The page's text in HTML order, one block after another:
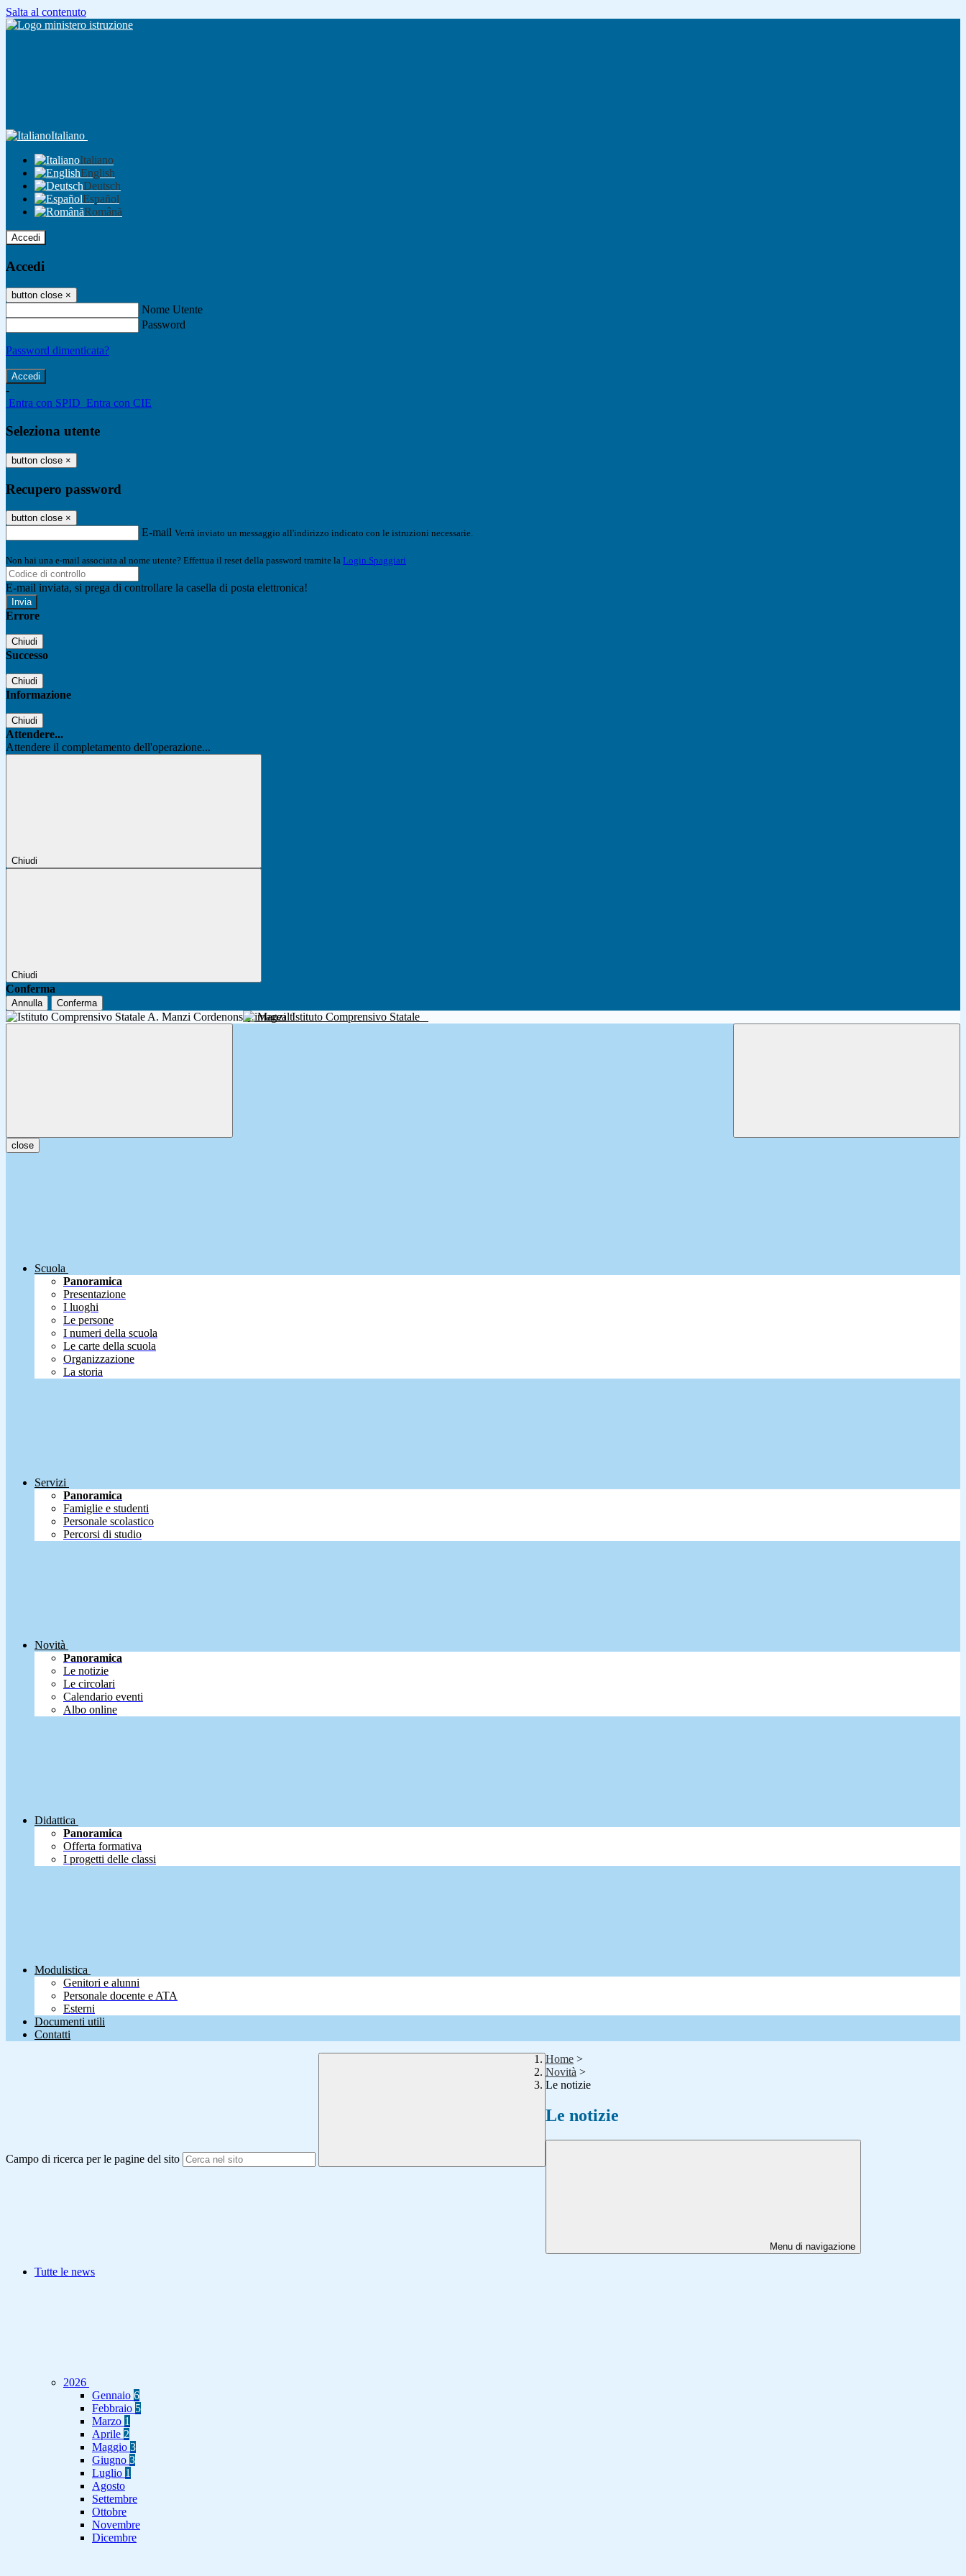
Salta al contenuto
Italiano
Italiano
English
Deutsch
Español
Română
Accedi
Accedi
button close ×
Nome Utente
Password
Password dimenticata?
-
Entra con SPID Entra con CIE
Seleziona utente
button close ×
Recupero password
button close ×
E-mail Verrà inviato un messaggio all'indirizzo indicato con le istruzioni necessarie.
Non hai una e-mail associata al nome utente? Effettua il reset della password tramite la Login Spaggiari
E-mail inviata, si prega di controllare la casella di posta elettronica!
Errore
Chiudi
Successo
Chiudi
Informazione
Chiudi
Attendere...
Attendere il completamento dell'operazione...
Chiudi
Chiudi
Conferma
Annulla Conferma
A. Manzi Istituto Comprensivo Statale
close
Scuola
Panoramica
Presentazione
I luoghi
Le persone
I numeri della scuola
Le carte della scuola
Organizzazione
La storia
Servizi
Panoramica
Famiglie e studenti
Personale scolastico
Percorsi di studio
Novità
Panoramica
Le notizie
Le circolari
Calendario eventi
Albo online
Didattica
Panoramica
Offerta formativa
I progetti delle classi
Modulistica
Genitori e alunni
Personale docente e ATA
Esterni
Documenti utili
Contatti
Campo di ricerca per le pagine del sito
Home >
Novità >
Le notizie
Le notizie
Menu di navigazione
Tutte le news
2026
Gennaio 6
Febbraio 5
Marzo 1
Aprile 2
Maggio 3
Giugno 3
Luglio 1
Agosto
Settembre
Ottobre
Novembre
Dicembre